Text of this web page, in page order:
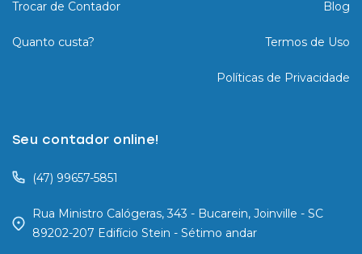
Trocar de Contador
Quanto custa?
Blog
Termos de Uso
Políticas de Privacidade
Seu contador online!
(47) 99657-5851
Rua Ministro Calógeras, 343 - Bucarein, Joinville - SC
89202-207 Edifício Stein - Sétimo andar